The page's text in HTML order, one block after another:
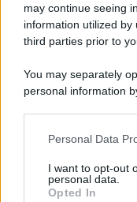
may continue seeing
information utilized
third parties prior to
You may separately
personal information
This information may
disclose it to other
Personal Data
I want to opt-out
personal data.
Opted In
Una domenica di
tra ricordi del premio
Pazienza sulle tovaglie
L'album /
racconta quattro
L'inaugurazione /